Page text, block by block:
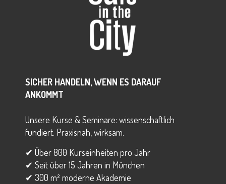
SICHER HANDELN, WENN ES DARAUF
ANKOMMT
Unsere Kurse & Seminare: wissenschaftlich
fundiert. Praxisnah, wirksam.
✔ Über 800 Kurseinheiten pro Jahr
✔ Seit über 15 Jahren in München
✔ 300 m² moderne Akademie